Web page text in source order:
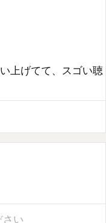
げてて、スゴい聴